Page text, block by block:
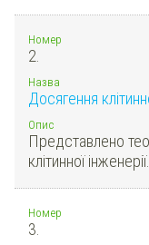
Номер
2.
Назва
Досягення
Опис
Представлено
клітинної інженерії.
Номер
3.